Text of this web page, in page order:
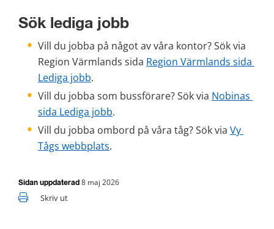
Sök lediga jobb
Vill du jobba på något av våra kontor? Sök via
Region Värmlands sida Region Värmlands sida
Lediga jobb.
Vill du jobba som bussförare? Sök via Nobinas
sida Lediga jobb.
Vill du jobba ombord på våra tåg? Sök via Vy
Tågs webbplats.
Sidan uppdaterad 8 maj 2026
Skriv ut